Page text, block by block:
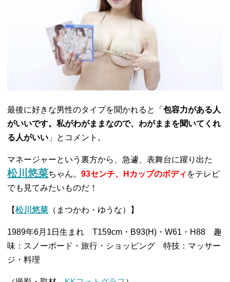
最後に好きな男性のタイプを聞かれると「包容力がある人
がいいです。私がわがままなので、わがままを聞いてくれ
る人がいい 」とコメント。
マネージャーという裏方から、急遽、表舞台に躍り出た
松川悠菜ちゃん。93センチ、Hカップのボディ をテレビ
でも見てみたいものだ！
【松川悠菜 （まつかわ・ゆうな）】
1989年6月1日生まれ T159cm・B93(H)・W61・H88 趣
味：スノーボード・旅行・ショッピング 特技：マッサー
ジ・料理